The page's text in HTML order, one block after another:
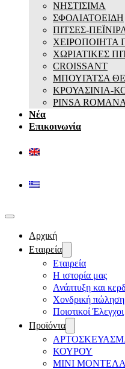
ΝΗΣΤΙΣΙΜΑ
ΣΦΟΛΙΑΤΟΕΙΔΗ
ΠΙΤΣΕΣ-
ΧΕΙΡΟΠΟΙΗΤΑ
ΧΩΡΙΑΤΙΚΕΣ
CROISSANT
ΜΠΟΥΓΑΤΣΑ
ΚΡΟΥΑΣΙΝΙΑ-
PINSA ROMANA
Νέα
Επικοινωνία
Αρχική
Εταιρεία
Εταιρεία
Η ιστορία μας
Ανάπτυξη και
Χονδρική
Ποιοτικοί Έλεγχοι
Προϊόντα
ΚΟΥΡΟΥ
ΜΙΝΙ ΜΟΝΤΕΛΑ